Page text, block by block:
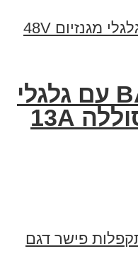
פישר BALOON עם גלגלי